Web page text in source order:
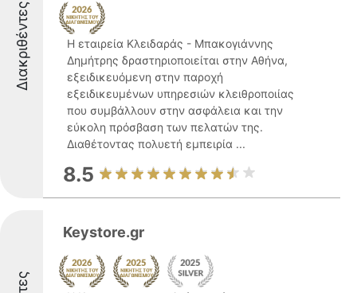
Διακριθέντες
Η εταιρεία Κλειδαράς - Μπακογιάννης
Δημήτρης δραστηριοποιείται στην Αθήνα,
εξειδικευόμενη στην παροχή
εξειδικευμένων υπηρεσιών κλειθροποιίας
που συμβάλλουν στην ασφάλεια και την
εύκολη πρόσβαση των πελατών της.
Διαθέτοντας πολυετή εμπειρία ...
8.5
Keystore.gr